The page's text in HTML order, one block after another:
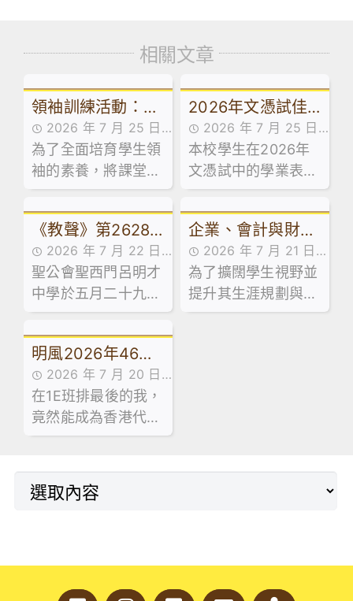
相關文章
領袖訓練活動：訓
導組舉辦學生領袖
系列工作坊
2026 年 7 月 25 日
活動花絮
為了全面培育學生領
袖的素養，將課堂知
識延伸至領導實踐，
本校訓導組於日前試
後活動期間，精心規
劃並舉辦了兩場學生
領袖系列工作坊。
2026年文憑試佳
績：逆風飛翔，展
翅成長！
2026 年 7 月 25 日
最新消息
本校學生在2026年
文憑試中的學業表
現，承接近年持續上
揚的趨勢，保持良好
勢頭，繼續穩中求
進。
《教聲》第2628
期報導本校畢業典
禮
2026 年 7 月 22 日
傳媒訪問,最新消息
聖公會聖西門呂明才
中學於五月二十九日
舉行第五十屆畢業典
禮，由教育局首席教
育主任(課程發展)1李
建寰先生擔任主禮嘉
賓，並向畢業生致訓
辭及授憑。
企業、會計與財務
概論科及基本商業
科活動：走進維園
市集創業
2026 年 7 月 21 日
活動花絮
為了擴闊學生視野並
提升其生涯規劃與創
業相關能力，本校企
明風2026年46期
｜學友社執行總
監-梁國成校友
2026 年 7 月 20 日
最新消息
在1E班排最後的我，
竟然能成為香港代表
隊成員，甚至成為十